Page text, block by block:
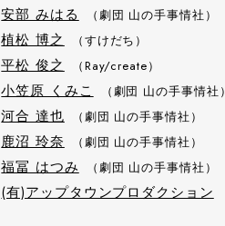
安部 みはる （劇団 山の手事情社）
植松 博之 （すけだち）
平松 俊之 （Ray/create）
小笠原 くみこ （劇団 山の手事情社）
河合 達也 （劇団 山の手事情社）
鹿沼 玲奈 （劇団 山の手事情社）
福冨 はつみ （劇団 山の手事情社）
(有)アップタウンプロダクション